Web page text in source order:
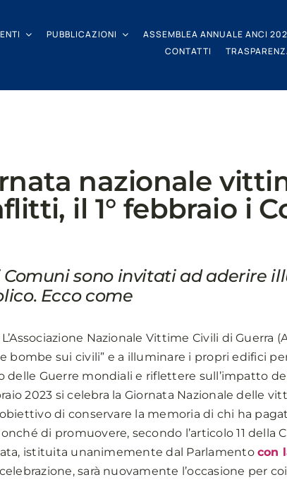
PUBBLICAZIONI ASSEMBLEA ANNUALE ANCI
CONTATTI
nazionale
il 1° febbraio i
Comuni sono invitati ad aderire
Ecco come
L’Associazione Nazionale Vittime Civili di
bombe sui civili” e a illuminare i propri edifici
delle Guerre mondiali e riflettere sull’impatto
2023 si celebra la Giornata Nazionale delle
di conservare la memoria di chi ha
di promuovere, secondo l’articolo 11
istituita unanimemente dal Parlamento con
sarà nuovamente l’occasione per